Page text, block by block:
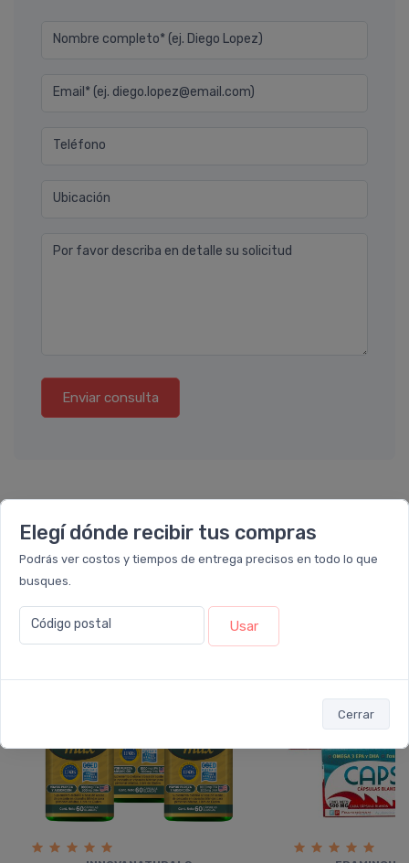
Elegí dónde recibir tus compras
Podrás ver costos y tiempos de entrega precisos en todo lo que
busques.
Código postal Usar
Cerrar
Nombre completo* (ej. Diego Lopez)
Email* (ej. diego.lopez@email.com)
Teléfono
Ubicación
Por favor describa en detalle su solicitud
Enviar consulta
También te recomendamos...
PACK x6u.